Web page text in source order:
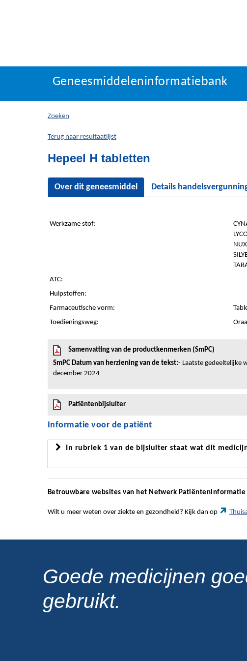
U
hier:
Geneesmiddeleninformatiebank
Zoeken
Terug naar resultaatlijst
Hepeel H tabletten
Over dit geneesmiddel Details
Werkzame stof:
ATC:
Hulpstoffen:
Farmaceutische vorm:
Toedieningsweg:
Samenvatting van de productkenmerken (SmPC)
SmPC Datum van herziening van de tekst:- Laatste gedeeltelijke
december 2024
Patiëntenbijsluiter
Informatie voor de patiënt
In rubriek 1 van de bijsluiter staat wat dit
Betrouwbare websites van het Netwerk Patiënteninformatie
Wilt u meer weten over ziekte en gezondheid? Kijk dan op
Goede medicijnen
gebruikt.